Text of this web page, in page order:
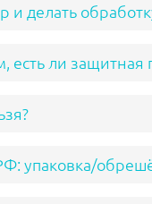
и делать
есть ли защитная
упаковка/